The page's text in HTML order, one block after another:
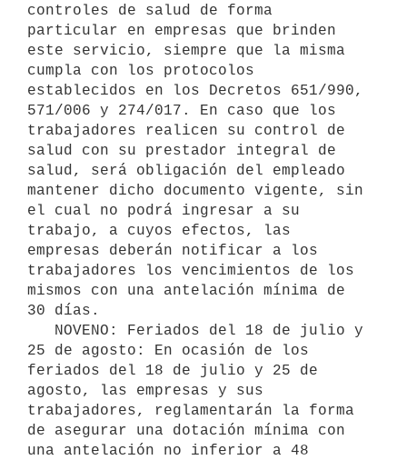
controles de salud de forma
particular en empresas que brinden
este servicio, siempre que la misma
cumpla con los protocolos
establecidos en los Decretos 651/990,
571/006 y 274/017. En caso que los
trabajadores realicen su control de
salud con su prestador integral de
salud, será obligación del empleado
mantener dicho documento vigente, sin
el cual no podrá ingresar a su
trabajo, a cuyos efectos, las
empresas deberán notificar a los
trabajadores los vencimientos de los
mismos con una antelación mínima de
30 días.
25 de agosto: En ocasión de los
feriados del 18 de julio y 25 de
agosto, las empresas y sus
trabajadores, reglamentarán la forma
de asegurar una dotación mínima con
una antelación no inferior a 48